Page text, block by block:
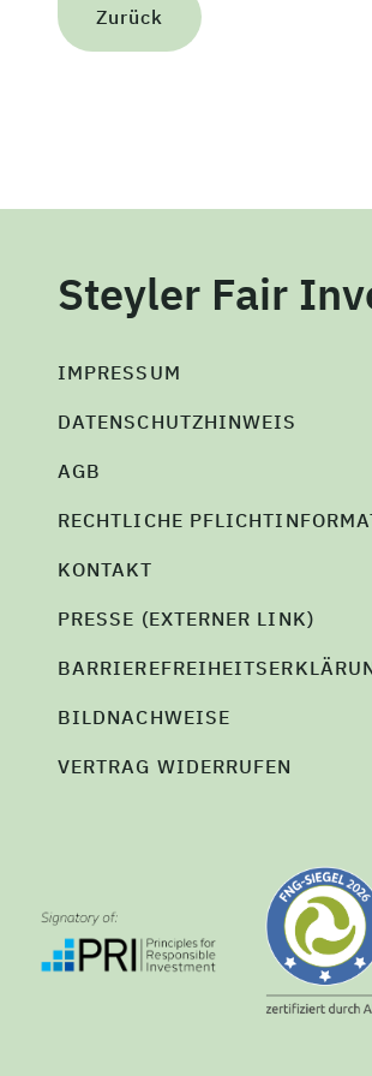
Zurück
Steyler Fair
IMPRESSUM
DATENSCHUTZHINWEIS
AGB
RECHTLICHE
KONTAKT
PRESSE (EXTERNER LINK)
BILDNACHWEISE
VERTRAG WIDERRUFEN